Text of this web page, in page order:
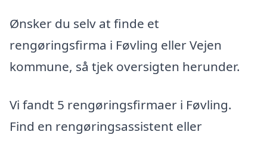
Ønsker du selv at finde et
rengøringsfirma i Føvling eller Vejen
kommune, så tjek oversigten herunder.
Vi fandt 5 rengøringsfirmaer i Føvling.
Find en rengøringsassistent eller